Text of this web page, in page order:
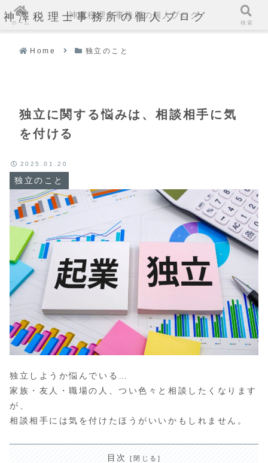
神澤税理士事務所の個人ブログ
Home 独立のこと
独立に関する悩みは、相談相手に気
を付ける
独立のこと
2025.01.20
独立しようか悩んでいる…
家族・友人・職場の人、つい色々と相談したくなります
が、
相談相手には気を付けたほうがいいかもしれません。
目次
ホーム
神澤税理士事務所の個人ブログ
検索